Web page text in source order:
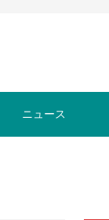
ニュース